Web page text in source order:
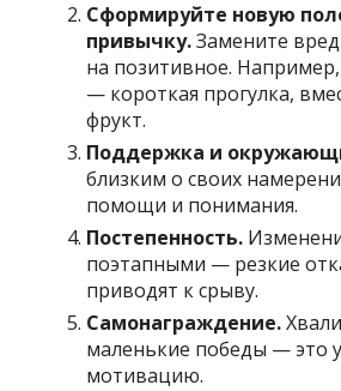
Сформируйте новую
привычку.Замените
на позитивное.
— короткая прогулка,
фрукт.
Поддержка и
близким о своих
помощи и понимания.
Постепенность.
поэтапными — резкие
приводят к срыву.
Самонаграждение.
маленькие победы — это
мотивацию.